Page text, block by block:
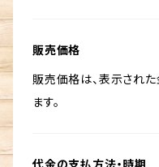
販売価格
販売価格は、表示され
ます。
代金の支払方法・時期